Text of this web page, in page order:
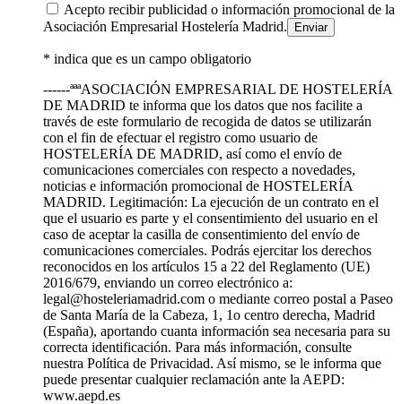
Acepto recibir publicidad o información promocional de la
Asociación Empresarial Hostelería Madrid.
* indica que es un campo obligatorio
------ªªªASOCIACIÓN EMPRESARIAL DE HOSTELERÍA
DE MADRID te informa que los datos que nos facilite a
través de este formulario de recogida de datos se utilizarán
con el fin de efectuar el registro como usuario de
HOSTELERÍA DE MADRID, así como el envío de
comunicaciones comerciales con respecto a novedades,
noticias e información promocional de HOSTELERÍA
MADRID. Legitimación: La ejecución de un contrato en el
que el usuario es parte y el consentimiento del usuario en el
caso de aceptar la casilla de consentimiento del envío de
comunicaciones comerciales. Podrás ejercitar los derechos
reconocidos en los artículos 15 a 22 del Reglamento (UE)
2016/679, enviando un correo electrónico a:
legal@hosteleriamadrid.com o mediante correo postal a Paseo
de Santa María de la Cabeza, 1, 1o centro derecha, Madrid
(España), aportando cuanta información sea necesaria para su
correcta identificación. Para más información, consulte
nuestra Política de Privacidad. Así mismo, se le informa que
puede presentar cualquier reclamación ante la AEPD:
www.aepd.es